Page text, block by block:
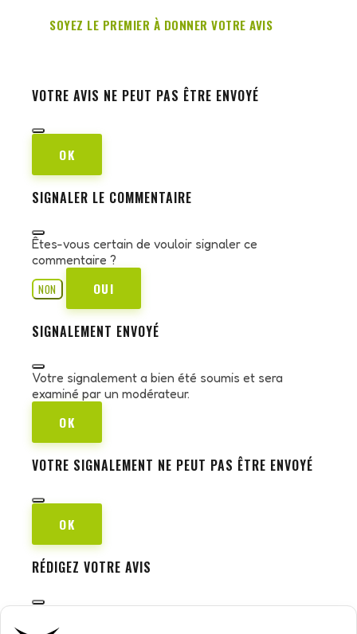
SOYEZ LE PREMIER À DONNER VOTRE AVIS
VOTRE AVIS NE PEUT PAS ÊTRE ENVOYÉ
OK
SIGNALER LE COMMENTAIRE
Êtes-vous certain de vouloir signaler ce
commentaire ?
NON
OUI
SIGNALEMENT ENVOYÉ
Votre signalement a bien été soumis et sera
examiné par un modérateur.
OK
VOTRE SIGNALEMENT NE PEUT PAS ÊTRE ENVOYÉ
OK
RÉDIGEZ VOTRE AVIS